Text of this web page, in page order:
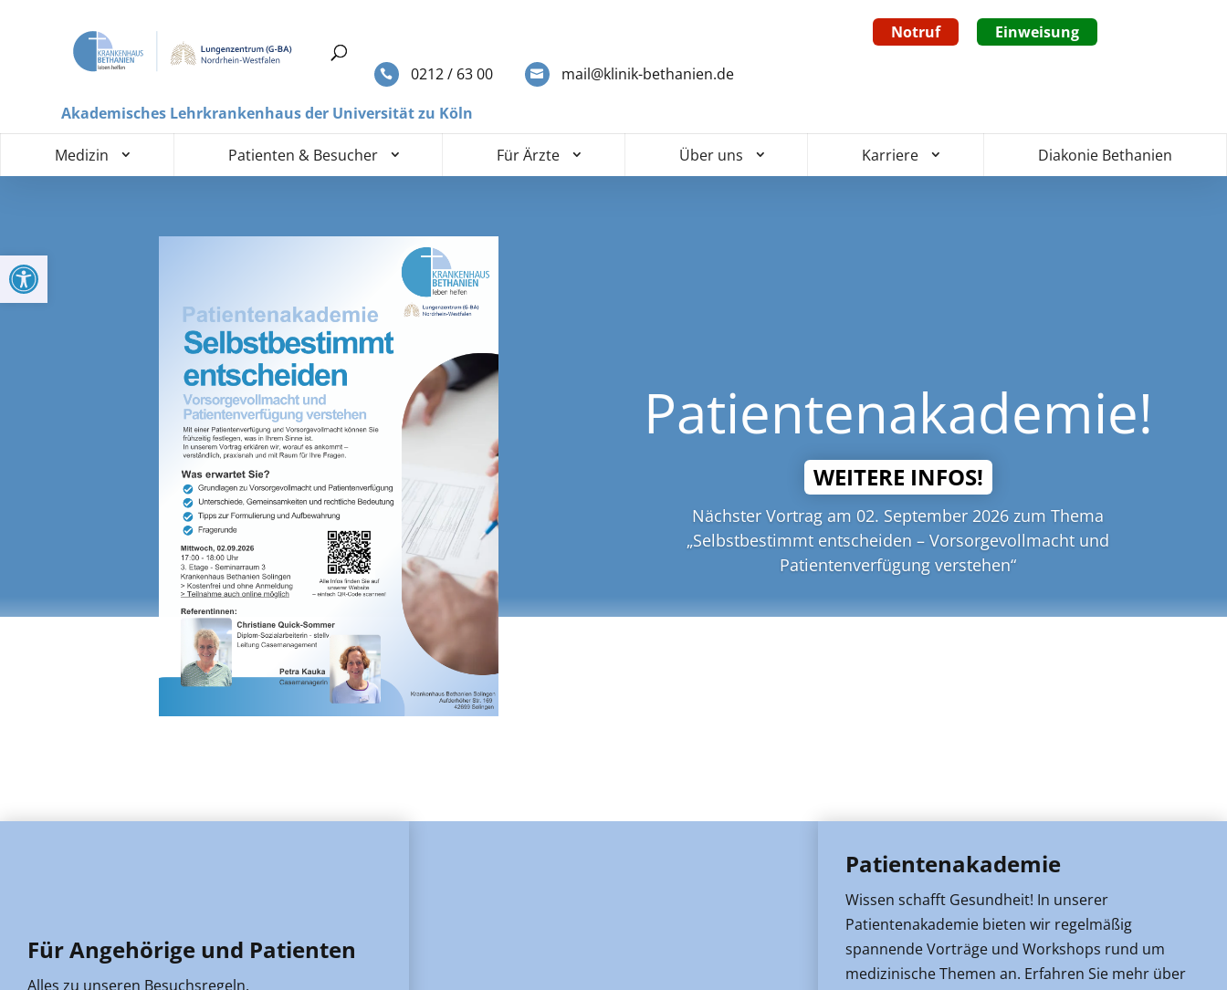
Werkzeugleiste öffnen
Notruf Einweisung
0212 / 63 00
mail@klinik-bethanien.de
Akademisches Lehrkrankenhaus der Universität zu Köln
Medizin Patienten & Besucher Für Ärzte Über uns Karriere Diakonie Bethanien
Patientenakademie!
WEITERE INFOS!
Nächster Vortrag am 02. September 2026 zum Thema
„Selbstbestimmt entscheiden – Vorsorgevollmacht und
Patientenverfügung verstehen“
Für Angehörige und Patienten
Alles zu unseren Besuchsregeln,
Patientenakademie
Wissen schafft Gesundheit! In unserer
Patientenakademie bieten wir regelmäßig
spannende Vorträge und Workshops rund um
medizinische Themen an. Erfahren Sie mehr über